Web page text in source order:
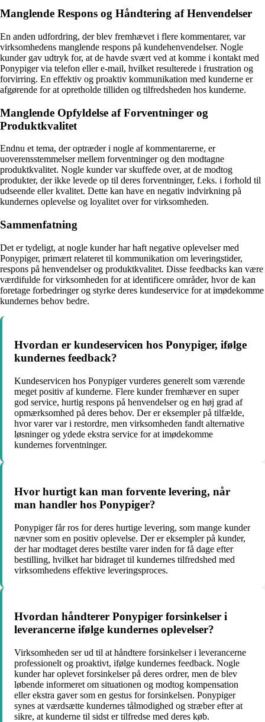
Manglende Respons og Håndtering af Henvendelser
En anden udfordring, der blev fremhævet i flere kommentarer, var
virksomhedens manglende respons på kundehenvendelser. Nogle
kunder gav udtryk for, at de havde svært ved at komme i kontakt med
Ponypiger via telefon eller e-mail, hvilket resulterede i frustration og
forvirring. En effektiv og proaktiv kommunikation med kunderne er
afgørende for at opretholde tilliden og tilfredsheden hos kunderne.
Manglende Opfyldelse af Forventninger og
Produktkvalitet
Endnu et tema, der optræder i nogle af kommentarerne, er
uoverensstemmelser mellem forventninger og den modtagne
produktkvalitet. Nogle kunder var skuffede over, at de modtog
produkter, der ikke levede op til deres forventninger, f.eks. i forhold til
udseende eller kvalitet. Dette kan have en negativ indvirkning på
kundernes oplevelse og loyalitet over for virksomheden.
Sammenfatning
Det er tydeligt, at nogle kunder har haft negative oplevelser med
Ponypiger, primært relateret til kommunikation om leveringstider,
respons på henvendelser og produktkvalitet. Disse feedbacks kan være
værdifulde for virksomheden for at identificere områder, hvor de kan
foretage forbedringer og styrke deres kundeservice for at imødekomme
kundernes behov bedre.
Hvordan er kundeservicen hos Ponypiger, ifølge
kundernes feedback?
Kundeservicen hos Ponypiger vurderes generelt som værende
meget positiv af kunderne. Flere kunder fremhæver en super
god service, hurtig respons på henvendelser og en høj grad af
opmærksomhed på deres behov. Der er eksempler på tilfælde,
hvor varer var i restordre, men virksomheden fandt alternative
løsninger og ydede ekstra service for at imødekomme
kundernes forventninger.
Hvor hurtigt kan man forvente levering, når
man handler hos Ponypiger?
Ponypiger får ros for deres hurtige levering, som mange kunder
nævner som en positiv oplevelse. Der er eksempler på kunder,
der har modtaget deres bestilte varer inden for få dage efter
bestilling, hvilket har bidraget til kundernes tilfredshed med
virksomhedens effektive leveringsproces.
Hvordan håndterer Ponypiger forsinkelser i
leverancerne ifølge kundernes oplevelser?
Virksomheden ser ud til at håndtere forsinkelser i leverancerne
professionelt og proaktivt, ifølge kundernes feedback. Nogle
kunder har oplevet forsinkelser på deres ordrer, men de blev
løbende informeret om situationen og modtog kompensation
eller ekstra gaver som en gestus for forsinkelsen. Ponypiger
synes at værdsætte kundernes tålmodighed og stræber efter at
sikre, at kunderne til sidst er tilfredse med deres køb.